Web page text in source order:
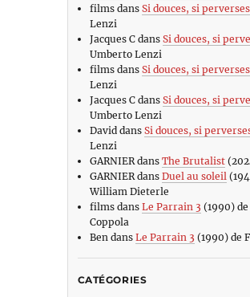
filmsdans Si douces, si perverses
Lenzi
Jacques Cdans Si douces, si
Umberto Lenzi
filmsdans Si douces, si perverses
Lenzi
Jacques Cdans Si douces, si
Umberto Lenzi
David dans Si douces, si
Lenzi
GARNIERdans The Brutalist
GARNIERdans Duel au soleil
William Dieterle
filmsdans Le Parrain 3 (1990)
Coppola
Ben dans Le Parrain 3 (1990) de
CATÉGORIES